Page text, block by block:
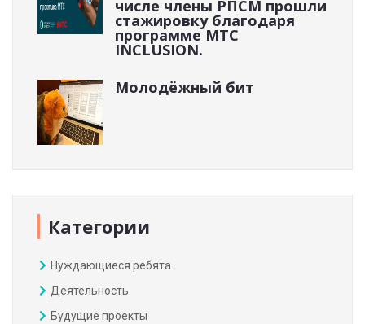
числе члены РПСМ прошли
стажировку благодаря
программе МТС
INCLUSION.
Молодёжный бит
Категории
Нуждающиеся ребята
Деятельность
Будущие проекты